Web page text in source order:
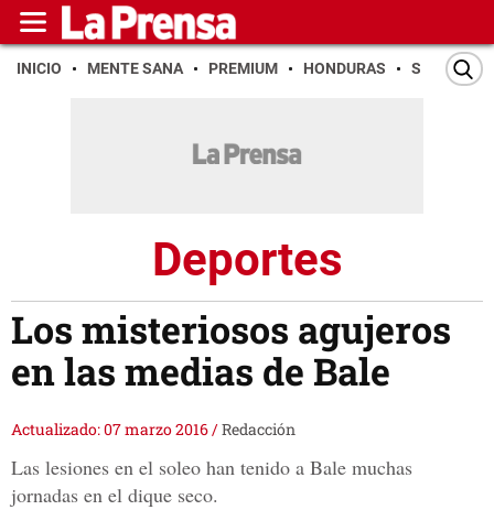
INICIO MENTE SANA PREMIUM HONDURAS SAN PEDRO
Deportes
Los misteriosos agujeros
en las medias de Bale
Actualizado: 07 marzo 2016/Redacción
Las lesiones en el soleo han tenido a Bale muchas
jornadas en el dique seco.